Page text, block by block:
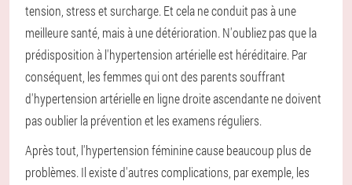
tension, stress et surcharge. Et cela ne conduit pas à une
meilleure santé, mais à une détérioration. N'oubliez pas que la
prédisposition à l'hypertension artérielle est héréditaire. Par
conséquent, les femmes qui ont des parents souffrant
d'hypertension artérielle en ligne droite ascendante ne doivent
pas oublier la prévention et les examens réguliers.
Après tout, l'hypertension féminine cause beaucoup plus de
problèmes. Il existe d'autres complications, par exemple, les